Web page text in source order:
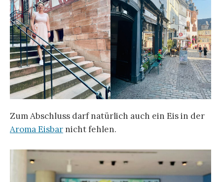
Zum Abschluss darf natürlich auch ein Eis in der
Aroma Eisbar nicht fehlen.